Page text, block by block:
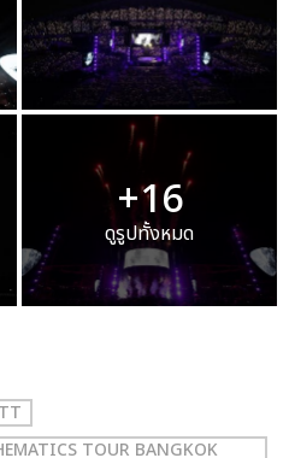
+16
ดูรูปทั้งหมด
TOUR BANGKOK